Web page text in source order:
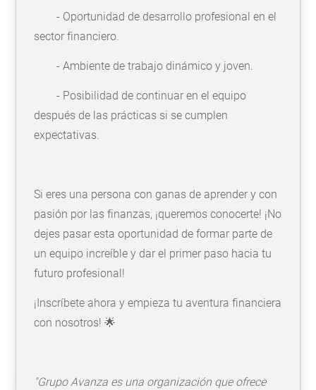
- Oportunidad de desarrollo profesional en el
sector financiero.
- Ambiente de trabajo dinámico y joven.
- Posibilidad de continuar en el equipo
después de las prácticas si se cumplen
expectativas.
Si eres una persona con ganas de aprender y con
pasión por las finanzas, ¡queremos conocerte! ¡No
dejes pasar esta oportunidad de formar parte de
un equipo increíble y dar el primer paso hacia tu
futuro profesional!
¡Inscríbete ahora y empieza tu aventura financiera
con nosotros! 🌟
"Grupo Avanza es una organización que ofrece